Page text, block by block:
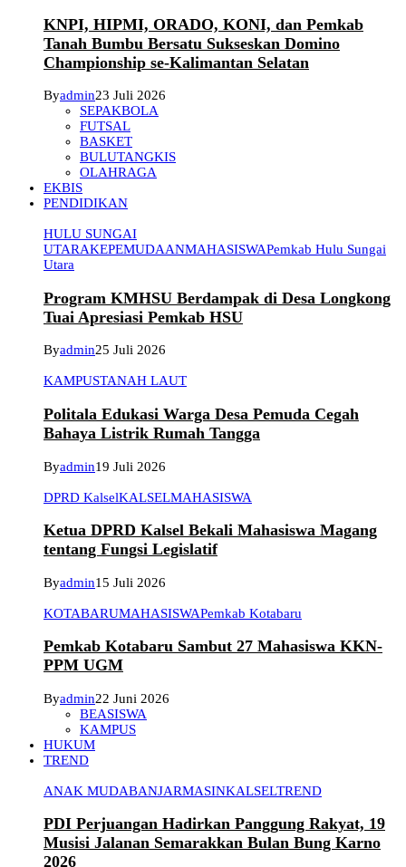
KNPI, HIPMI, ORADO, KONI, dan Pemkab
Tanah Bumbu Bersatu Sukseskan Domino
Championship se-Kalimantan Selatan
Byadmin23 Juli 2026
SEPAKBOLA
FUTSAL
BASKET
BULUTANGKIS
OLAHRAGA
EKBIS
PENDIDIKAN
HULU SUNGAI
UTARAKEPEMUDAANMAHASISWAPemkab Hulu Sungai
Utara
Program KMHSU Berdampak di Desa Longkong
Tuai Apresiasi Pemkab HSU
Byadmin25 Juli 2026
KAMPUSTANAH LAUT
Politala Edukasi Warga Desa Pemuda Cegah
Bahaya Listrik Rumah Tangga
Byadmin19 Juli 2026
DPRD KalselKALSELMAHASISWA
Ketua DPRD Kalsel Bekali Mahasiswa Magang
tentang Fungsi Legislatif
Byadmin15 Juli 2026
KOTABARUMAHASISWAPemkab Kotabaru
Pemkab Kotabaru Sambut 27 Mahasiswa KKN-
PPM UGM
Byadmin22 Juni 2026
BEASISWA
KAMPUS
HUKUM
TREND
ANAK MUDABANJARMASINKALSELTREND
PDI Perjuangan Hadirkan Panggung Rakyat, 19
Musisi Jalanan Semarakkan Bulan Bung Karno
2026